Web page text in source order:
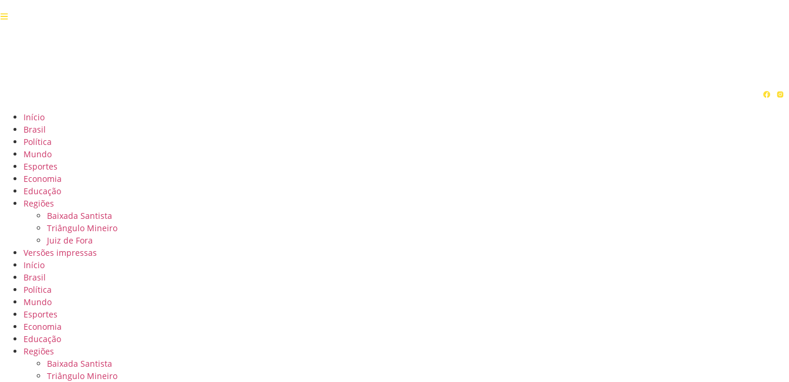
Início
Brasil
Política
Mundo
Esportes
Economia
Educação
Regiões
Baixada Santista
Triângulo Mineiro
Juiz de Fora
Versões impressas
Início
Brasil
Política
Mundo
Esportes
Economia
Educação
Regiões
Baixada Santista
Triângulo Mineiro